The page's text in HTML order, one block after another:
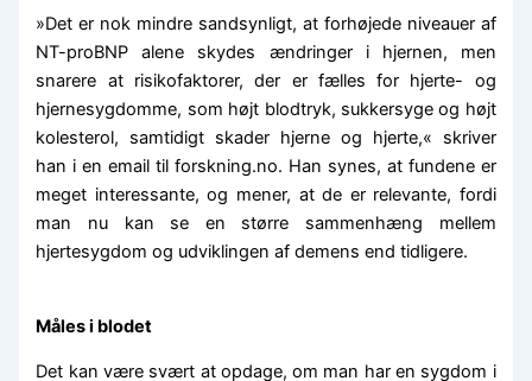
»Det er nok mindre sandsynligt, at forhøjede niveauer af
NT-proBNP alene skydes ændringer i hjernen, men
snarere at risikofaktorer, der er fælles for hjerte- og
hjernesygdomme, som højt blodtryk, sukkersyge og højt
kolesterol, samtidigt skader hjerne og hjerte,« skriver
han i en email til forskning.no. Han synes, at fundene er
meget interessante, og mener, at de er relevante, fordi
man nu kan se en større sammenhæng mellem
hjertesygdom og udviklingen af demens end tidligere.
Måles i blodet
Det kan være svært at opdage, om man har en sygdom i